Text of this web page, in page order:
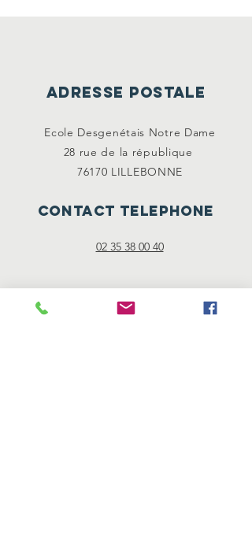
ADRESSE POSTALE
Ecole Desgenétais Notre Dame
28 rue de la république
76170 LILLEBONNE
CONTACT TELEPHONE
02 35 38 00 40
Mentions légales